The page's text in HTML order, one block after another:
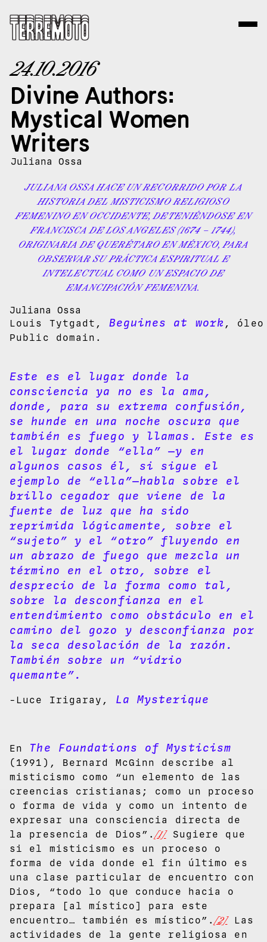
24.10.2016
Divine Authors:
Mystical Women
Writers
Juliana Ossa
JULIANA OSSA HACE UN RECORRIDO POR LA
HISTORIA DEL MISTICISMO RELIGIOSO
FEMENINO EN OCCIDENTE, DETENIÉNDOSE EN
FRANCISCA DE LOS ANGELES (1674 – 1744),
ORIGINARIA DE QUERÉTARO EN MÉXICO, PARA
OBSERVAR SU PRÁCTICA ESPIRITUAL E
INTELECTUAL COMO UN ESPACIO DE
EMANCIPACIÓN FEMENINA.
Juliana Ossa
Louis Tytgadt, Beguines at work , óleo
Public domain.
Este es el lugar donde la
consciencia ya no es la ama,
donde, para su extrema confusión,
se hunde en una noche oscura que
también es fuego y llamas. Este es
el lugar donde “ella” —y en
algunos casos él, si sigue el
ejemplo de “ella”—habla sobre el
brillo cegador que viene de la
fuente de luz que ha sido
reprimida lógicamente, sobre el
“sujeto” y el “otro” fluyendo en
un abrazo de fuego que mezcla un
término en el otro, sobre el
desprecio de la forma como tal,
sobre la desconfianza en el
entendimiento como obstáculo en el
camino del gozo y desconfianza por
la seca desolación de la razón.
También sobre un “vidrio
quemante”.
-Luce Irigaray, La Mysterique
En The Foundations of Mysticism
(1991), Bernard McGinn describe al
misticismo como “un elemento de las
creencias cristianas; como un proceso
o forma de vida y como un intento de
expresar una consciencia directa de
la presencia de Dios”.[1]Sugiere que
si el misticismo es un proceso o
forma de vida donde el fin último es
una clase particular de encuentro con
Dios, “todo lo que conduce hacia o
prepara [al místico] para este
encuentro… también es místico”.[2]Las
actividades de la gente religiosa en